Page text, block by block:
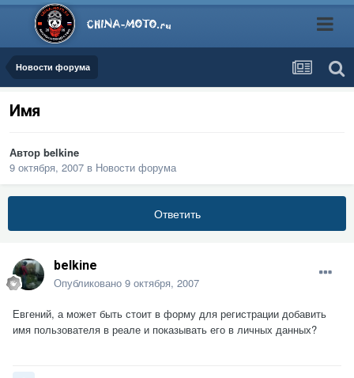
Новости форума
Имя
Автор belkine
9 октября, 2007 в Новости форума
Ответить
belkine
Опубликовано 9 октября, 2007
Евгений, а может быть стоит в форму для регистрации добавить
имя пользователя в реале и показывать его в личных данных?